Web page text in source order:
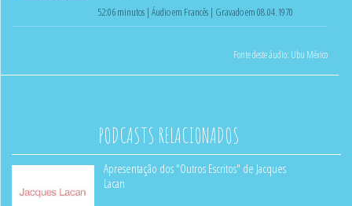
52:06 minutos | Áudio em Francês | Gravado em 08.04.1970
Fonte deste áudio: Ubu México
PODCASTS RELACIONADOS
Apresentação dos "Outros Escritos" de Jacques
Lacan